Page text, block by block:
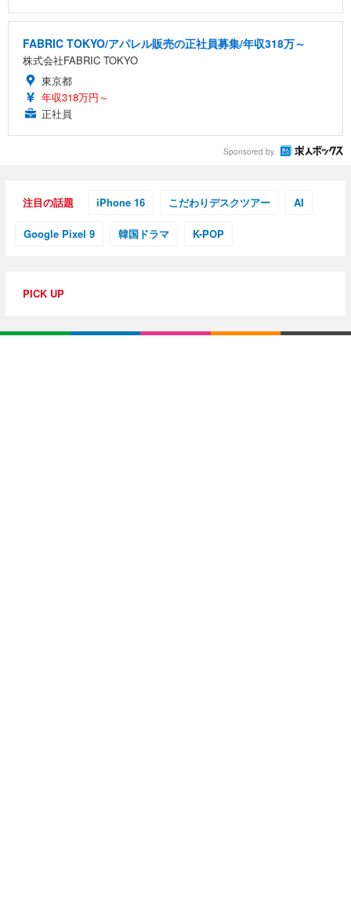
FABRIC TOKYO/アパレル販売の正社員募集/年収318万～
株式会社FABRIC TOKYO
東京都
年収318万円～
正社員
Sponsored by
注目の話題 iPhone 16 こだわりデスクツアー AI
Google Pixel 9 韓国ドラマ K-POP
PICK UP